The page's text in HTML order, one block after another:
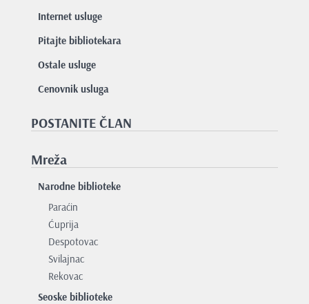
Internet usluge
Pitajte bibliotekara
Ostale usluge
Cenovnik usluga
POSTANITE ČLAN
Mreža
Narodne biblioteke
Paraćin
Ćuprija
Despotovac
Svilajnac
Rekovac
Seoske biblioteke